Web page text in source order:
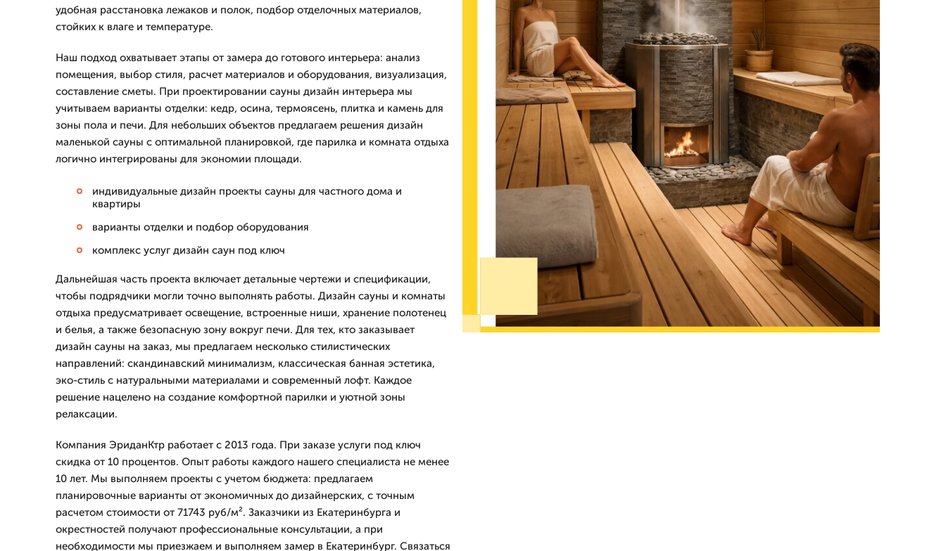
удобная расстановка лежаков и полок, подбор отделочных материалов,
стойких к влаге и температуре.
Наш подход охватывает этапы от замера до готового интерьера: анализ
помещения, выбор стиля, расчет материалов и оборудования, визуализация,
составление сметы. При проектировании сауны дизайн интерьера мы
учитываем варианты отделки: кедр, осина, термоясень, плитка и камень для
зоны пола и печи. Для небольших объектов предлагаем решения дизайн
маленькой сауны с оптимальной планировкой, где парилка и комната отдыха
логично интегрированы для экономии площади.
индивидуальные дизайн проекты сауны для частного дома и
квартиры
варианты отделки и подбор оборудования
комплекс услуг дизайн саун под ключ
Дальнейшая часть проекта включает детальные чертежи и спецификации,
чтобы подрядчики могли точно выполнять работы. Дизайн сауны и комнаты
отдыха предусматривает освещение, встроенные ниши, хранение полотенец
и белья, а также безопасную зону вокруг печи. Для тех, кто заказывает
дизайн сауны на заказ, мы предлагаем несколько стилистических
направлений: скандинавский минимализм, классическая банная эстетика,
эко-стиль с натуральными материалами и современный лофт. Каждое
решение нацелено на создание комфортной парилки и уютной зоны
релаксации.
Компания ЭриданКтр работает с 2013 года. При заказе услуги под ключ
скидка от 10 процентов. Опыт работы каждого нашего специалиста не менее
10 лет. Мы выполняем проекты с учетом бюджета: предлагаем
планировочные варианты от экономичных до дизайнерских, с точным
расчетом стоимости от 71743 руб/м². Заказчики из Екатеринбурга и
окрестностей получают профессиональные консультации, а при
необходимости мы приезжаем и выполняем замер в Екатеринбург. Связаться